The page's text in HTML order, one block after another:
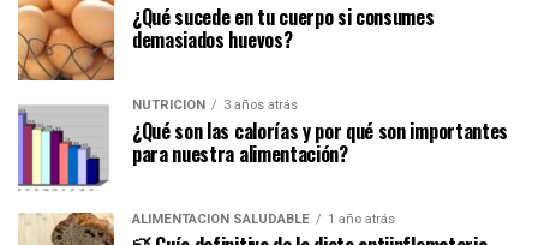
¿Qué sucede en tu cuerpo si consumes
demasiados huevos?
NUTRICIÓN 3 años atrás
¿Qué son las calorías y por qué son importantes
para nuestra alimentación?
ALIMENTACIÓN SALUDABLE 1 año atrás